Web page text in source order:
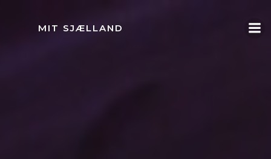
MIT SJÆLLAND